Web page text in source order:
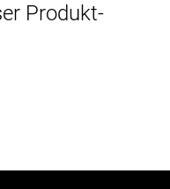
Produkt-